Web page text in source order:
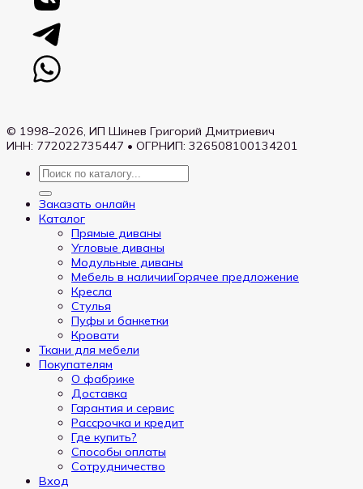
© 1998–2026, ИП Шинев Григорий Дмитриевич
ИНН: 772022735447 • ОГРНИП: 326508100134201
Искать:
Заказать онлайн
Каталог
Прямые диваны
Угловые диваны
Модульные диваны
Мебель в наличии
Кресла
Стулья
Пуфы и банкетки
Кровати
Ткани для мебели
Покупателям
О фабрике
Доставка
Гарантия и сервис
Рассрочка и кредит
Где купить?
Способы оплаты
Сотрудничество
Вход